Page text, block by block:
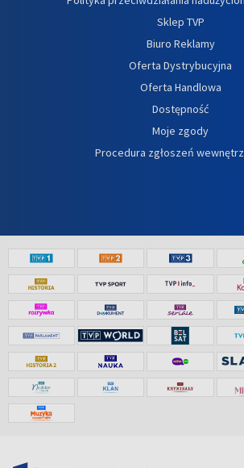
Sklep TVP
Biuro Reklamy
Oferta Dystrybucyjna
Oferta Handlowa
Dostępność
Moje zgody
Procedura zgłoszeń